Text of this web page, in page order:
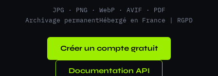
JPG · PNG · WebP · AVIF · PDF
Archivage permanentHébergé en France | RGPD
Créer un compte gratuit
Documentation API